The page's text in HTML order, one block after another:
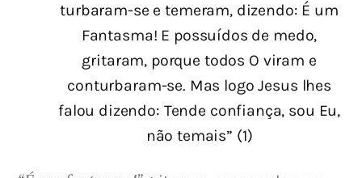
turbaram-se e temeram, dizendo: É um
Fantasma! E possuídos de medo,
gritaram, porque todos O viram e
conturbaram-se. Mas logo Jesus lhes
falou dizendo: Tende confiança, sou Eu,
não temais” (1)